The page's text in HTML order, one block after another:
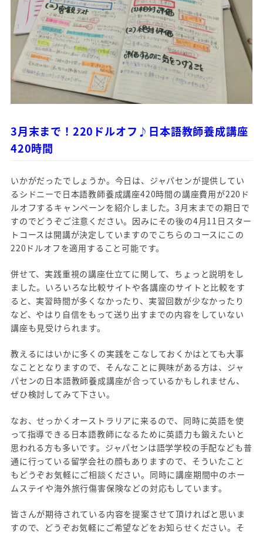
3月末まで！220ドルオフ♪日本語教師養成講座
420時間
いかがだったでしょうか。今日は、ジャパセンが提供してい
るシドニーで日本語教師養成講座420時間の講座費用が220ド
ルオフするキャンペーンを紹介しました。3月末までの期日で
すのでどうぞご注意ください。因みにその後の4月11日スター
トコースは開講が決定していますのでこちらのコースにこの
220ドルオフを適用すること可能です。
併せて、実践重視の講座仕立てに関して、ちょっと説明をし
ました。いろいろな比較サイトや各講座のサイトと比較をす
ると、実習時間が多くなかったり、実習回数が少なかったり
など、やはり自信をもって送り出すまでの内容をしていない
講座も見受けられます。
教えるにはいかに多くの実践をこなしておくかはとても大事
なこととなりますので、そんなことに興味がある方は、ジャ
パセンの日本語教師養成講座が合っているかもしれません、
ぜひ検討してみて下さい。
なお、せっかくオーストラリアに来るので、同時に英語を使
って指導できる日本語教師になるために英語力も鍛えたいと
思われる方も多いです。ジャパセンは語学学校の手配なども普
通に行っている留学会社の顔もありますので、そういたこと
もどうぞお気軽にご相談ください。同時に講座期間中のホー
ムステイや海外旅行傷害保険などの対応もしています。
皆さんが期待されている内容を提案させて頂ければと思いま
すので、どうぞお気軽にご希望などをお知らせください。そ